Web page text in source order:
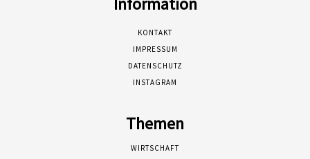
KONTAKT
IMPRESSUM
DATENSCHUTZ
INSTAGRAM
Themen
WIRTSCHAFT